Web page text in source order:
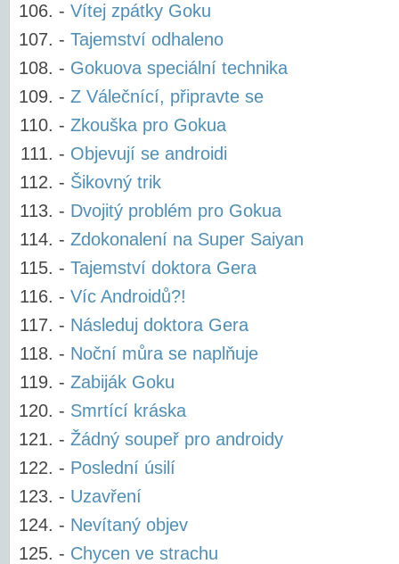
- Vítej zpátky Goku
- Tajemství odhaleno
- Gokuova speciální technika
- Z Válečnící, připravte se
- Zkouška pro Gokua
- Objevují se androidi
- Šikovný trik
- Dvojitý problém pro Gokua
- Zdokonalení na Super Saiyan
- Tajemství doktora Gera
- Víc Androidů?!
- Následuj doktora Gera
- Noční můra se naplňuje
- Zabiják Goku
- Smrtící kráska
- Žádný soupeř pro androidy
- Poslední úsilí
- Uzavření
- Nevítaný objev
- Chycen ve strachu